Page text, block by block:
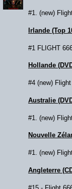
#1. (new)
Irlande (Top
#1 FLIGHT
Hollande
#4 (new)
Australie
#1. (new)
Nouvelle
#1. (new)
Angleterre